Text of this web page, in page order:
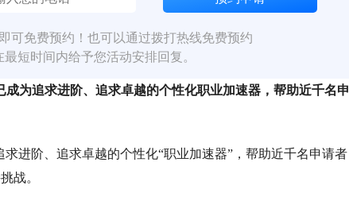
可免费预约！也可以通过拨打热线免费预约
短时间内给予您活动安排回复。
为追求进阶、追求卓越的个性化职业加速器，帮助近千名申
进阶、追求卓越的个性化“职业加速器”，帮助近千名申请者
战。